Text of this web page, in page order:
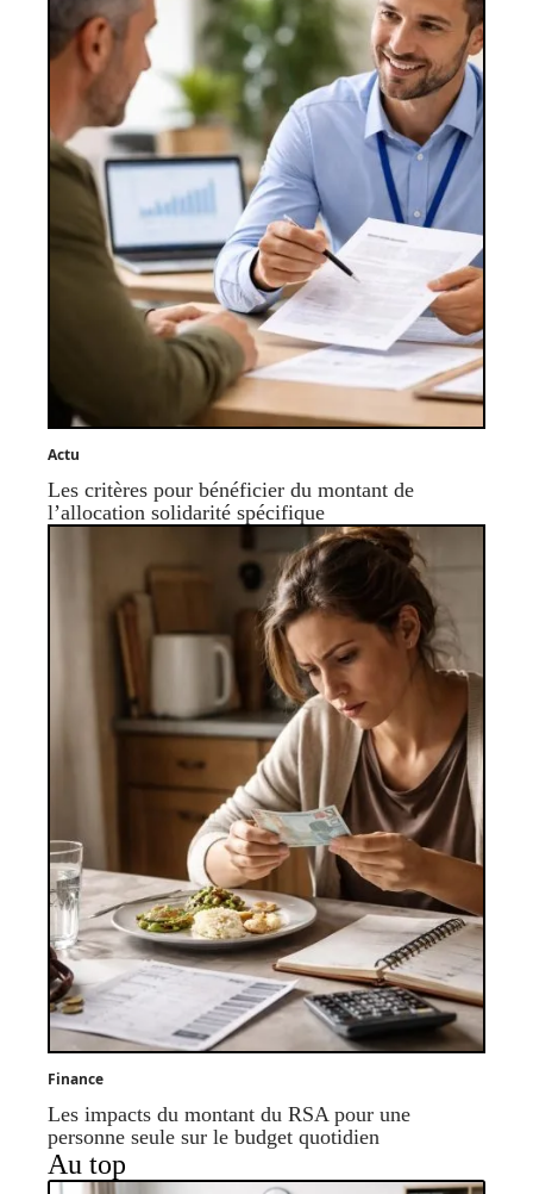
Actu
Les critères pour bénéficier du montant de
l’allocation solidarité spécifique
Finance
Les impacts du montant du RSA pour une
personne seule sur le budget quotidien
Au top